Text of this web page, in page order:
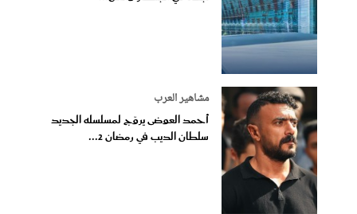
مشاهير العرب
أحمد العوضى يروّج لمسلسله الجديد
سلطان الديب في رمضان 2...